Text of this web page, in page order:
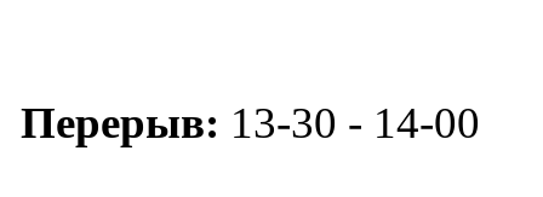
Перерыв: 13-30 - 14-00